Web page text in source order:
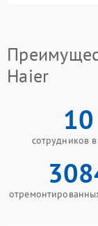
Haier
10
сотрудников